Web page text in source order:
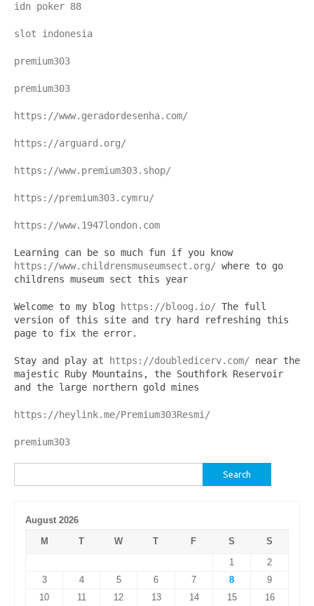
idn poker 88
slot indonesia
premium303
premium303
https://www.geradordesenha.com/
https://arguard.org/
https://www.premium303.shop/
https://premium303.cymru/
https://www.1947london.com
Learning can be so much fun if you know
https://www.childrensmuseumsect.org/ where to go
childrens museum sect this year
Welcome to my blog https://bloog.io/ The full
version of this site and try hard refreshing this
page to fix the error.
Stay and play at https://doubledicerv.com/ near the
majestic Ruby Mountains, the Southfork Reservoir
and the large northern gold mines
https://heylink.me/Premium303Resmi/
premium303
for:
August 2026
M
T W T F S
S
1
2
3
4 5 6 7 8
9
10
11 12 13 14 15 16